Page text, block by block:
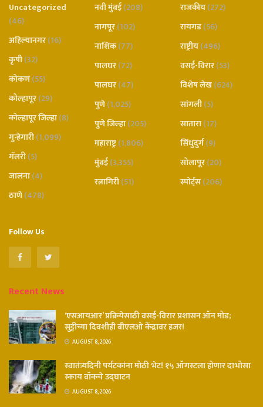
Uncategorized
(46)
अहिल्यानगर(16)
कृषी(32)
कोकण(55)
कोल्हापूर(29)
कोल्हापूर जिल्हा(8)
गुन्हेगारी(1,099)
गॅलरी(5)
जालना(4)
ठाणे(478)
नवी मुंबई(208)
नागपूर(102)
नाशिक(77)
पालघर(72)
पालघर(47)
पुणे(1,025)
पुणे जिल्हा(205)
महाराष्ट्र(1,806)
मुंबई(3,355)
रत्नागिरी(51)
राजकीय(272)
रायगड(56)
राष्ट्रीय(496)
वसई-विरार(53)
विशेष लेख(624)
सांगली(5)
सातारा(17)
सिंधुदुर्ग(9)
सोलापूर(20)
स्पोर्ट्स(206)
Follow Us
Recent News
‘एसआयआर’ प्रक्रियेसाठी वसई-विरार प्रशासन ऑन मोड;
सुट्टीच्या दिवशीही बीएलओ केंद्रावर हजर!
AUGUST 8, 2026
स्वातंत्र्यदिनी पर्यटकांना मोठी भेट! १५ ऑगस्टला होणार दाभोसा
स्काय वॉकचे उद्घाटन
AUGUST 8, 2026